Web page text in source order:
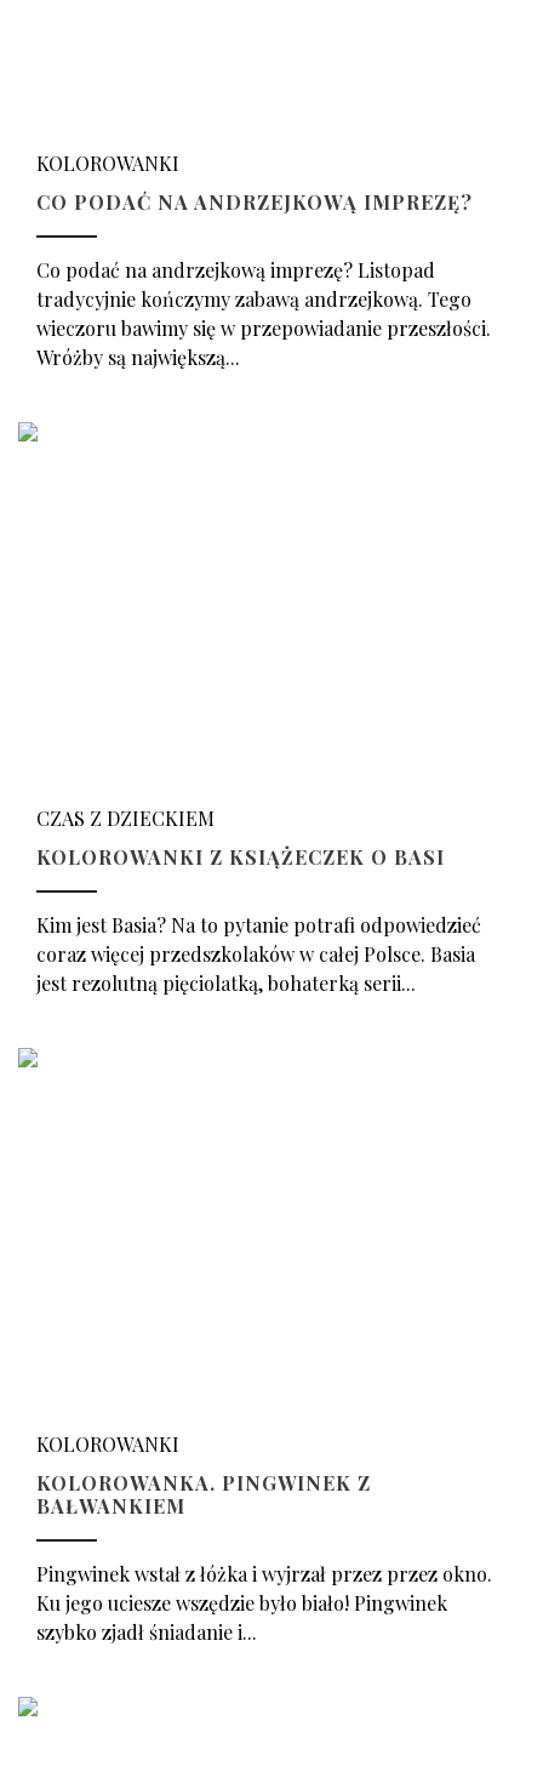
KOLOROWANKI
CO PODAĆ NA ANDRZEJKOWĄ IMPREZĘ?
Co podać na andrzejkową imprezę? Listopad
tradycyjnie kończymy zabawą andrzejkową. Tego
wieczoru bawimy się w przepowiadanie przeszłości.
Wróżby są największą...
CZAS Z DZIECKIEM
KOLOROWANKI Z KSIĄŻECZEK O BASI
Kim jest Basia? Na to pytanie potrafi odpowiedzieć
coraz więcej przedszkolaków w całej Polsce. Basia
jest rezolutną pięciolatką, bohaterką serii...
KOLOROWANKI
KOLOROWANKA. PINGWINEK Z
BAŁWANKIEM
Pingwinek wstał z łóżka i wyjrzał przez przez okno.
Ku jego uciesze wszędzie było biało! Pingwinek
szybko zjadł śniadanie i...